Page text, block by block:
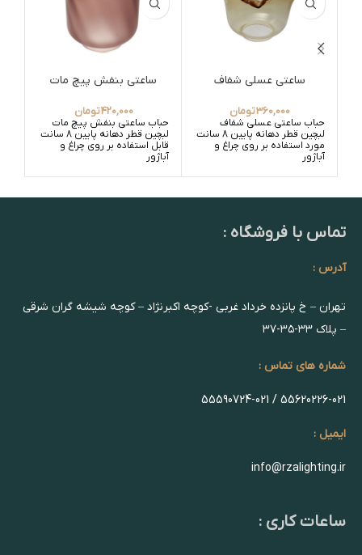
ساعتی عسلی شفاف
360,000تومان
حباب ساعتی عسلی شفاف
لبچین قطر دهانه پایین 8 سانت
مورد استفاده بر روی چراغ و
آباژور
ساعتی بنفش پیچ مات
420,000تومان
حباب ساعتی بنفش پیچ مات
لبچین قطر دهانه پایین 8 سانت
قابل استفاده بر روی چراغ و
آباژور
تماس با فروشگاه :
آدرس :
تهران – خ پانزده خرداد غربی -کوچه اکبرنژاد – کوچه شیشه گران شرقی
– پلاک ۳۳-۳۵-۳۷
شماره های تماس :
55620226-021 / 55590724-021
ایمیل :
info@rzalighting.ir
ساعات کاری :